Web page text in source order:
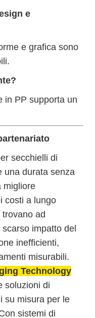
e
e grafica sono
in PP supporta un
secchielli di
una durata senza
migliore
costi a lungo
ad
impatto del
inefficienti,
misurabili.
Technology
soluzioni di
su misura per le
sistemi di